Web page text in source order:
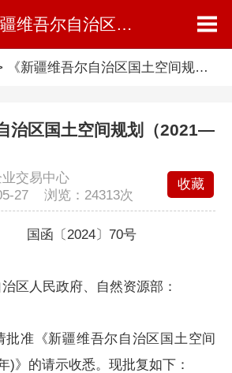
《新疆维吾尔自治区国土空间规划（2021—2035年）》
《新疆维吾尔自治区国土空间规划（2021—2035年）》
治区国土空间规划（2021—
交易中心
27 浏览： 24313次
收藏
国函〔2024〕70号
人民政府、自然资源部：
准《新疆维吾尔自治区国土空间
)》的请示收悉。现批复如下：